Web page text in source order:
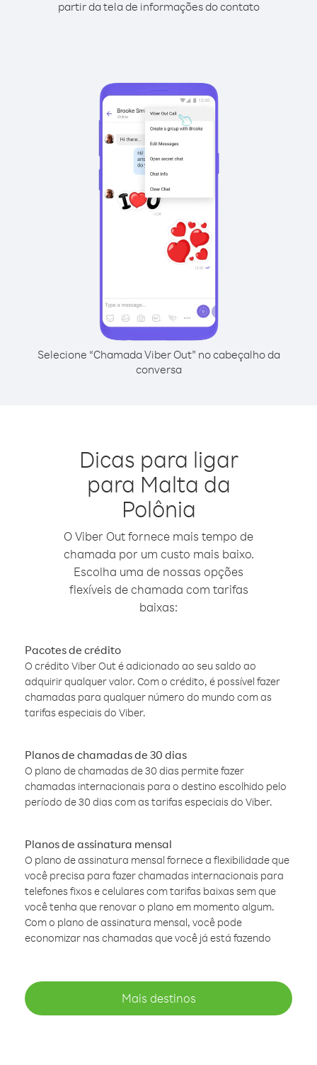
partir da tela de informações do contato
Selecione “Chamada Viber Out” no cabeçalho da
conversa
Dicas para ligar
para Malta da
Polônia
O Viber Out fornece mais tempo de
chamada por um custo mais baixo.
Escolha uma de nossas opções
flexíveis de chamada com tarifas
baixas:
Pacotes de crédito
O crédito Viber Out é adicionado ao seu saldo ao
adquirir qualquer valor. Com o crédito, é possível fazer
chamadas para qualquer número do mundo com as
tarifas especiais do Viber.
Planos de chamadas de 30 dias
O plano de chamadas de 30 dias permite fazer
chamadas internacionais para o destino escolhido pelo
período de 30 dias com as tarifas especiais do Viber.
Planos de assinatura mensal
O plano de assinatura mensal fornece a flexibilidade que
você precisa para fazer chamadas internacionais para
telefones fixos e celulares com tarifas baixas sem que
você tenha que renovar o plano em momento algum.
Com o plano de assinatura mensal, você pode
economizar nas chamadas que você já está fazendo
Mais destinos